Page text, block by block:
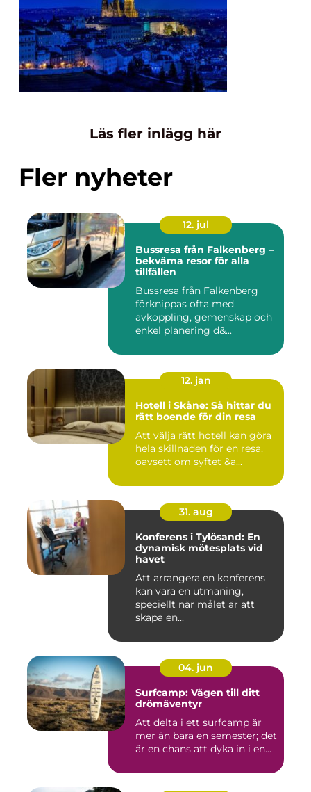
Läs fler inlägg här
Fler nyheter
12. jul
Bussresa från Falkenberg –
bekväma resor för alla
tillfällen
Bussresa från Falkenberg
förknippas ofta med
avkoppling, gemenskap och
enkel planering d&...
12. jan
Hotell i Skåne: Så hittar du
rätt boende för din resa
Att välja rätt hotell kan göra
hela skillnaden för en resa,
oavsett om syftet &a...
31. aug
Konferens i Tylösand: En
dynamisk mötesplats vid
havet
Att arrangera en konferens
kan vara en utmaning,
speciellt när målet är att
skapa en...
04. jun
Surfcamp: Vägen till ditt
drömäventyr
Att delta i ett surfcamp är
mer än bara en semester; det
är en chans att dyka in i en...